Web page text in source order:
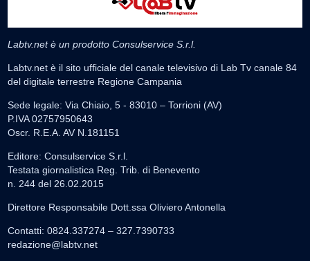
Labtv.net è un prodotto Consulservice S.r.l.
Labtv.net è il sito ufficiale del canale televisivo di Lab Tv canale 84
del digitale terrestre Regione Campania
Sede legale: Via Chiaio, 5 - 83010 – Torrioni (AV)
P.IVA 02757950643
Oscr. R.E.A. AV N.181151
Editore: Consulservice S.r.l.
Testata giornalistica Reg. Trib. di Benevento
n. 244 del 26.02.2015
Direttore Responsabile Dott.ssa Oliviero Antonella
Contatti: 0824.337274 – 327.7390733
redazione@labtv.net